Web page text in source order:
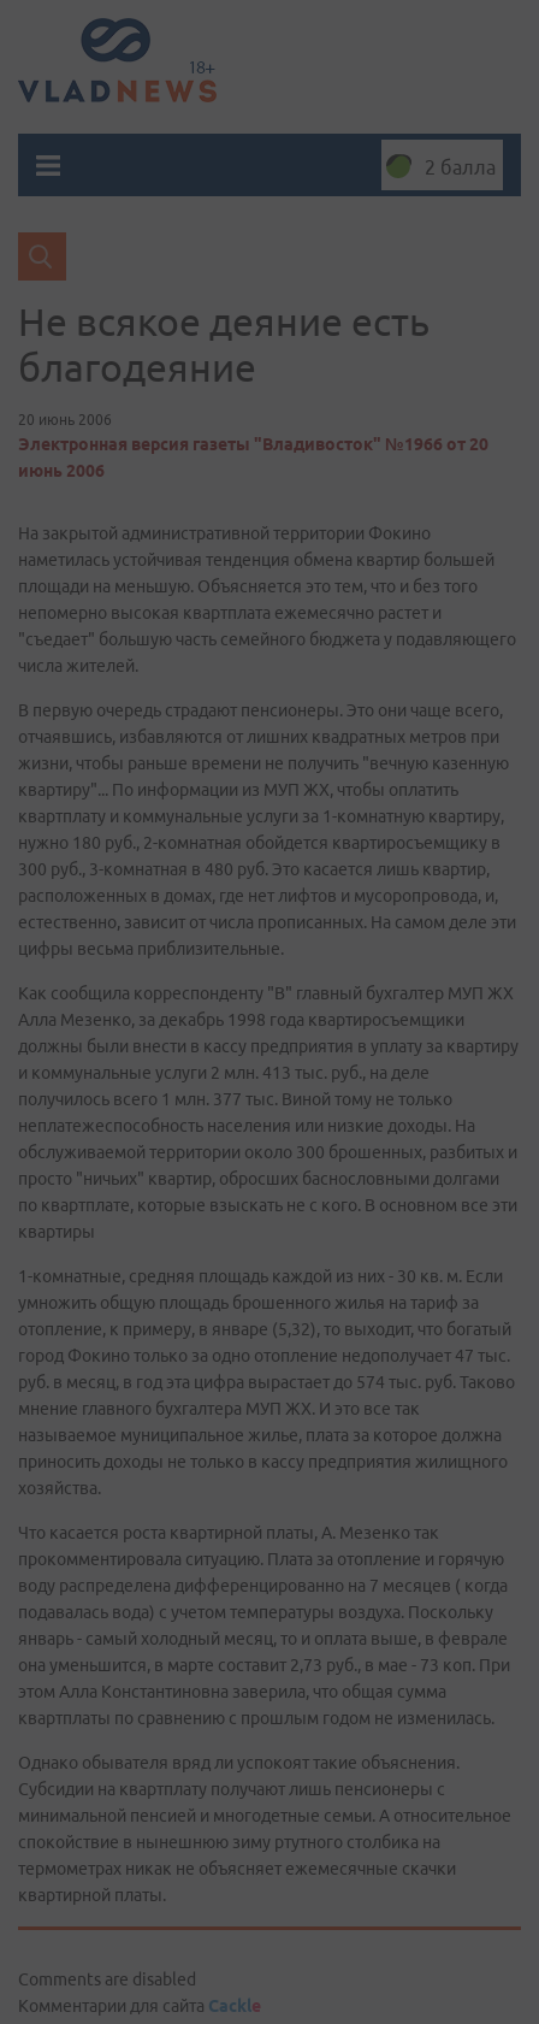
2 балла
Не всякое деяние есть
благодеяние
20 июнь 2006
Электронная версия газеты "Владивосток" №1966 от 20
июнь 2006
На закрытой административной территории Фокино
наметилась устойчивая тенденция обмена квартир большей
площади на меньшую. Объясняется это тем, что и без того
непомерно высокая квартплата ежемесячно растет и
"съедает" большую часть семейного бюджета у подавляющего
числа жителей.
В первую очередь страдают пенсионеры. Это они чаще всего,
отчаявшись, избавляются от лишних квадратных метров при
жизни, чтобы раньше времени не получить "вечную казенную
квартиру"... По информации из МУП ЖХ, чтобы оплатить
квартплату и коммунальные услуги за 1-комнатную квартиру,
нужно 180 руб., 2-комнатная обойдется квартиросъемщику в
300 руб., 3-комнатная в 480 руб. Это касается лишь квартир,
расположенных в домах, где нет лифтов и мусоропровода, и,
естественно, зависит от числа прописанных. На самом деле эти
цифры весьма приблизительные.
Как сообщила корреспонденту "В" главный бухгалтер МУП ЖХ
Алла Мезенко, за декабрь 1998 года квартиросъемщики
должны были внести в кассу предприятия в уплату за квартиру
и коммунальные услуги 2 млн. 413 тыс. руб., на деле
получилось всего 1 млн. 377 тыс. Виной тому не только
неплатежеспособность населения или низкие доходы. На
обслуживаемой территории около 300 брошенных, разбитых и
просто "ничьих" квартир, обросших баснословными долгами
по квартплате, которые взыскать не с кого. В основном все эти
квартиры
1-комнатные, средняя площадь каждой из них - 30 кв. м. Если
умножить общую площадь брошенного жилья на тариф за
отопление, к примеру, в январе (5,32), то выходит, что богатый
город Фокино только за одно отопление недополучает 47 тыс.
руб. в месяц, в год эта цифра вырастает до 574 тыс. руб. Таково
мнение главного бухгалтера МУП ЖХ. И это все так
называемое муниципальное жилье, плата за которое должна
приносить доходы не только в кассу предприятия жилищного
хозяйства.
Что касается роста квартирной платы, А. Мезенко так
прокомментировала ситуацию. Плата за отопление и горячую
воду распределена дифференцированно на 7 месяцев ( когда
подавалась вода) с учетом температуры воздуха. Поскольку
январь - самый холодный месяц, то и оплата выше, в феврале
она уменьшится, в марте составит 2,73 руб., в мае - 73 коп. При
этом Алла Константиновна заверила, что общая сумма
квартплаты по сравнению с прошлым годом не изменилась.
Однако обывателя вряд ли успокоят такие объяснения.
Субсидии на квартплату получают лишь пенсионеры с
минимальной пенсией и многодетные семьи. А относительное
спокойствие в нынешнюю зиму ртутного столбика на
термометрах никак не объясняет ежемесячные скачки
квартирной платы.
Comments are disabled
Комментарии для сайта Cackle